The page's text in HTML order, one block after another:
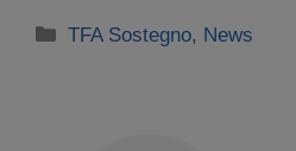
Categorie
TFA Sostegno, News